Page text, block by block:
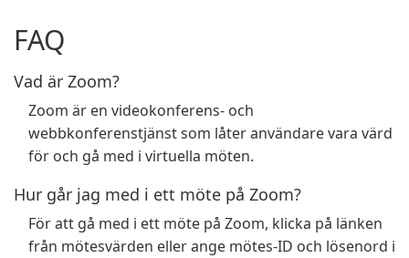
FAQ
Vad är Zoom?
Zoom är en videokonferens- och
webbkonferenstjänst som låter användare vara värd
för och gå med i virtuella möten.
Hur går jag med i ett möte på Zoom?
För att gå med i ett möte på Zoom, klicka på länken
från mötesvärden eller ange mötes-ID och lösenord i